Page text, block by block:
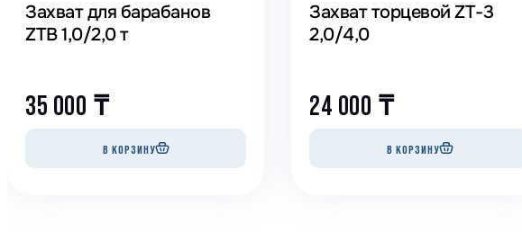
Захват для барабанов
ZTB 1,0/2,0 т
35 000 ₸
В КОРЗИНУ
Захват торцевой ZT-3
2,0/4,0
24 000 ₸
В КОРЗИНУ